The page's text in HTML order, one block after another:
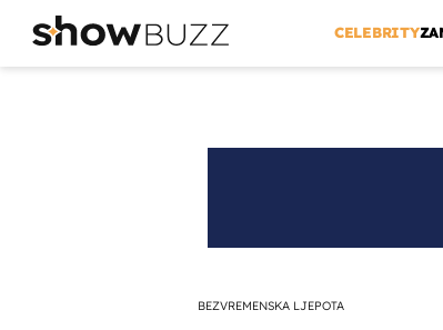
CELEBRITY
BEZVREMENSKA LJEPOTA